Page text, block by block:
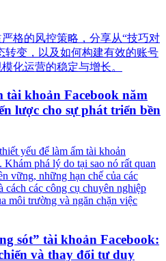
格的风控策略，分享从“技巧对
转变，以及如何构建有效的账号
化运营的稳定与增长。
tài khoản Facebook năm
lược cho sự phát triển bền
yếu để làm ấm tài khoản
Khám phá lý do tại sao nó rất quan
vững, những hạn chế của các
cách các công cụ chuyên nghiệp
môi trường và ngăn chặn việc
sót” tài khoản Facebook:
và thay đổi tư duy